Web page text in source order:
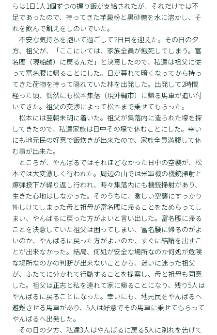
らは1日1人1個ずつの握り飯が支給されたが、それだけでは不
足であったので、持ってきた芋澱粉と黒砂糖を水に溶かし、そ
れを飲んで飢えをしのいでいた。
不安な気持ちを抱いて過ごして2日目を迎えた。その日の夕
方、祖父が、「ここにいては、家族全員が餓死してしまう。富
名腰（現船越）に戻るんだ」と決意したので、私達は祖父に従
って富名腰に帰ることにした。日が暮れて暗くなってから持っ
てきた荷物を持って隠れていた林を出発した。出発して2時間
経った頃、偶然にも松本集落（現沖縄市）に帰る馬車が追い付
いてきた。祖父の交渉によって松本まで乗せてもらった。
松本には翌朝未明に着いた。祖父が集落内に造られた壕を探
してきたので、私達家族は日中その壕で休むことにした。幸い
にも地元民の好意で飯炊きが出来たので、家族全員満腹して休
む事が出来た。
ところが、やんばるではそれほどなかった日中の空襲が、松
本では大変激しく行われた。周辺の山では米軍機の機銃掃射と
爆弾投下が繰り返し行われ、時々集落内にも機銃掃射があり、
生きた心地はしなかった。そのうちに、激しい空襲にすっかり
怖じけてしまった母と祖母が富名腰に帰ることをためらってし
まい、やんばるに戻った方がよいと言い出した。富名腰に帰る
ことを決意していた祖父は困ってしまい、富名腰に帰るのがよ
いのか、やんばるに戻った方がよいのか、すぐに結論を出すこ
とが出来なかった。結局、何処が安全な場所なのか何処が危険
な場所なのかの判断が出来ないことから、迷いに迷った祖父
が、ふたてに分かれて行動することを提案し、母と祖母も同意
した。祖父は正志と私を連れて家に帰ることになり、残り5人は
やんばるに戻ることになった。幸いにも、地元民をやんばるへ
避難させる馬車があり、5人は好意でその馬車に乗せてもらって
やんばるへ出発した。
その日の夕方、私達3人はやんばるに戻る5人に別れを告げて